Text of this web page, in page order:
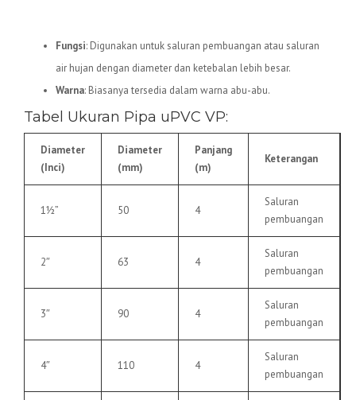
Fungsi: Digunakan untuk saluran pembuangan atau saluran
air hujan dengan diameter dan ketebalan lebih besar.
Warna: Biasanya tersedia dalam warna abu-abu.
Tabel Ukuran Pipa uPVC VP:
Diameter
(Inci)
Diameter
(mm)
Panjang
(m)
Keterangan
1½” 50 4
Saluran
pembuangan
2″ 63 4
Saluran
pembuangan
3″ 90 4
Saluran
pembuangan
4″ 110 4
Saluran
pembuangan